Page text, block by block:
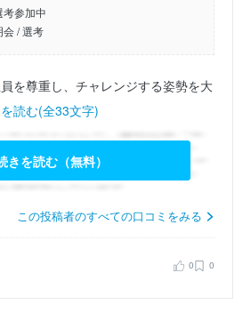
考参加中
会/ 選考
を尊重し、チャレンジする姿勢を大
読む(全33文字)
きを読む（無料）
この投稿者のすべての口コミをみる
0 0